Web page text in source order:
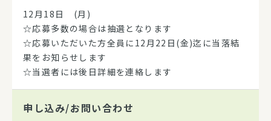
12月18日 (月)
☆応募多数の場合は抽選となります
☆応募いただいた方全員に12月22日(金)迄に当落結
果をお知らせします
☆当選者には後日詳細を連絡します
申し込み/お問い合わせ